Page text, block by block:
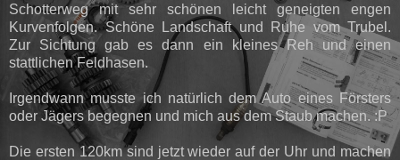
Schotterweg mit sehr schönen leicht geneigten engen
Kurvenfolgen. Schöne Landschaft und Ruhe vom Trubel.
Zur Sichtung gab es dann ein kleines Reh und einen
stattlichen Feldhasen.
Irgendwann musste ich natürlich dem Auto eines Försters
oder Jägers begegnen und mich aus dem Staub machen. :P
Die ersten 120km sind jetzt wieder auf der Uhr und machen